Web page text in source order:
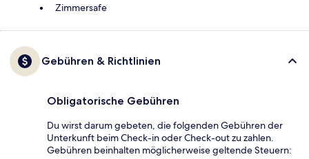
Zimmersafe
Gebühren & Richtlinien
Obligatorische Gebühren
Du wirst darum gebeten, die folgenden Gebühren der
Unterkunft beim Check-in oder Check-out zu zahlen.
Gebühren beinhalten möglicherweise geltende Steuern: